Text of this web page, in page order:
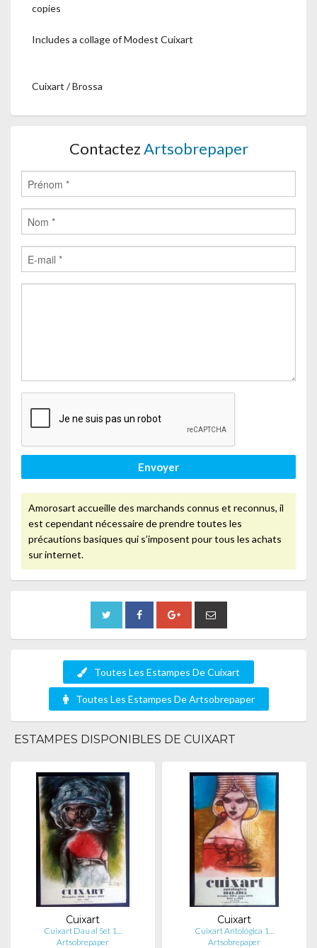
copies
Includes a collage of Modest Cuixart
Cuixart / Brossa
ContactezArtsobrepaper
Envoyer
Amorosart accueille des marchands connus et reconnus, il
est cependant nécessaire de prendre toutes les
précautions basiques qui s’imposent pour tous les achats
sur internet.
Toutes Les Estampes De Cuixart
Toutes Les Estampes De Artsobrepaper
ESTAMPES DISPONIBLES DE CUIXART
Cuixart
Cuixart Dau al Set 1…
Artsobrepaper
Cuixart
Cuixart Antológica 1…
Artsobrepaper